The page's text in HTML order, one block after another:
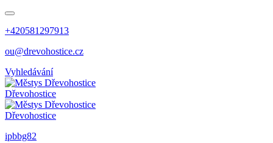
+420581297913
ou@drevohostice.cz
Vyhledávání
Dřevohostice
Dřevohostice
ipbbg82